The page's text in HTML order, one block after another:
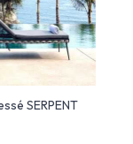
SERPENT